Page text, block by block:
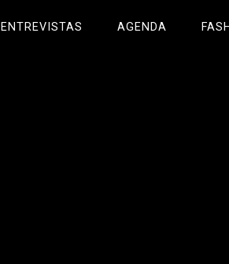
ENTREVISTAS AGENDA